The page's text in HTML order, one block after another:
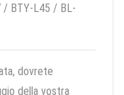
/ BTY-L45 / BL-
dovrete
della vostra